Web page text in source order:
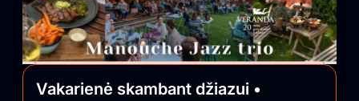
Vakarienė skambant džiazui •